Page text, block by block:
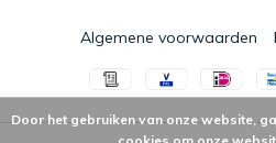
Algemene voorwaarden
Door het gebruiken van onze website,